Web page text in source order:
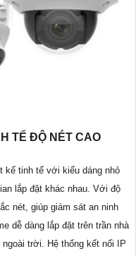
TẾ ĐỘ NÉT CAO
kế tinh tế với kiểu dáng nhỏ
lắp đặt khác nhau. Với độ
nét, giúp giám sát an ninh
dễ dàng lắp đặt trên trần nhà
trời. Hệ thống kết nối IP